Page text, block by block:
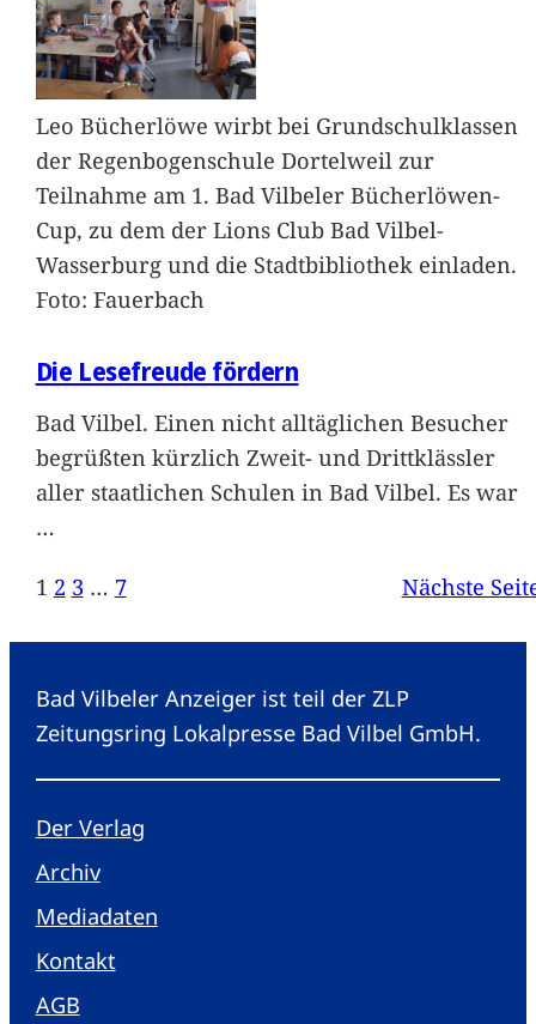
Leo Bücherlöwe wirbt bei Grundschulklassen
der Regenbogenschule Dortelweil zur
Teilnahme am 1. Bad Vilbeler Bücherlöwen-
Cup, zu dem der Lions Club Bad Vilbel-
Wasserburg und die Stadtbibliothek einladen.
Foto: Fauerbach
Die Lesefreude fördern
Bad Vilbel. Einen nicht alltäglichen Besucher
begrüßten kürzlich Zweit- und Drittklässler
aller staatlichen Schulen in Bad Vilbel. Es war
…
1 2 3 … 7 Nächste
Bad Vilbeler Anzeiger ist teil der ZLP
Zeitungsring Lokalpresse Bad Vilbel GmbH.
Der Verlag
Archiv
Mediadaten
Kontakt
AGB